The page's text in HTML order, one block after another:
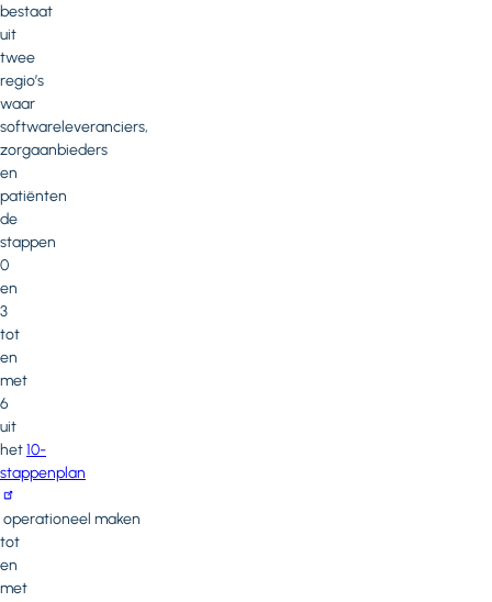
bestaat
uit
twee
regio’s
waar
softwareleveranciers,
zorgaanbieders
en
patiënten
de
stappen
0
en
3
tot
en
met
6
uit
het10-
stappenplan
operationeel maken
tot
en
met